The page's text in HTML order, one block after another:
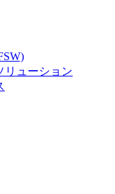
ューション